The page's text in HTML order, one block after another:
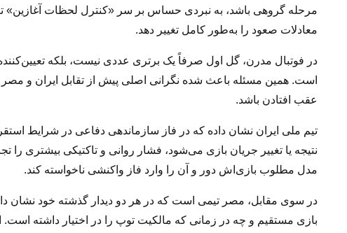
مرحله گروهی باشد، به نبردی حساس بر سر «کنترل لحظات
معادلات صعود را به‌طور کامل تغییر دهد.
در فوتبال مدرن، گل اول صرفاً یک برتری عددی نیست، بلکه
است. همین مسئله باعث شده نگرانی اصلی پیش از تقابل ایران و
عقب‌ افتادن باشد.
تیم ملی ایران نشان داده که در فاز سازماندهی دفاعی در شرایط
نتیجه یا تغییر جریان بازی می‌شود، فشار روانی و تاکتیکی بیشتری را
مدل مطلوب بازی‌اش دور و آن را وارد فاز واکنشی ناخواسته کند.
در سوی مقابل، مصر تیمی است که در هر دو دیدار گذشته خود نشان
بازی مستقیم و چه در زمانی که مالکیت توپ را در اختیار داشته است.